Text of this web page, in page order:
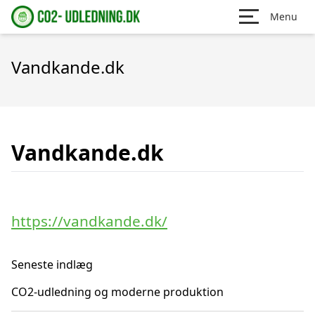
Menu
Vandkande.dk
Vandkande.dk
https://vandkande.dk/
Seneste indlæg
CO2-udledning og moderne produktion